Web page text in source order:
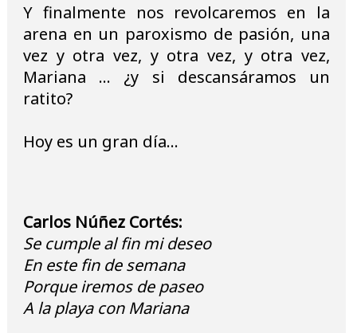
Y finalmente nos revolcaremos en la
arena en un paroxismo de pasión, una
vez y otra vez, y otra vez, y otra vez,
Mariana ... ¿y si descansáramos un
ratito?
Hoy es un gran día...
Carlos Núñez Cortés:
Se cumple al fin mi deseo
En este fin de semana
Porque iremos de paseo
A la playa con Mariana